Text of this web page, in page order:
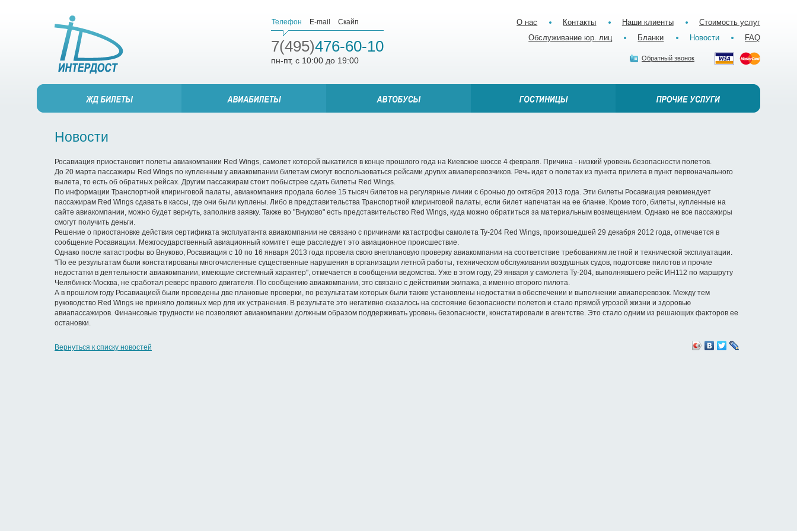
Телефон E-mail Скайп
7(495)476-60-10
пн-пт, с 10:00 до 19:00
О нас Контакты Наши клиенты
Стоимость услуг
Обслуживание юр. лиц
Бланки Новости FAQ
Обратный звонок
Новости
Росавиация приостановит полеты авиакомпании Red Wings, самолет которой выкатился в конце прошлого года на Киевское шоссе 4 февраля. Причина - низкий уровень безопасности полетов.
До 20 марта пассажиры Red Wings по купленным у авиакомпании билетам смогут воспользоваться рейсами других авиаперевозчиков. Речь идет о полетах из пункта прилета в пункт первоначального
вылета, то есть об обратных рейсах. Другим пассажирам стоит побыстрее сдать билеты Red Wings.
По информации Транспортной клиринговой палаты, авиакомпания продала более 15 тысяч билетов на регулярные линии с бронью до октября 2013 года. Эти билеты Росавиация рекомендует
пассажирам Red Wings сдавать в кассы, где они были куплены. Либо в представительства Транспортной клиринговой палаты, если билет напечатан на ее бланке. Кроме того, билеты, купленные на
сайте авиакомпании, можно будет вернуть, заполнив заявку. Также во "Внуково" есть представительство Red Wings, куда можно обратиться за материальным возмещением. Однако не все пассажиры
смогут получить деньги.
Решение о приостановке действия сертификата эксплуатанта авиакомпании не связано с причинами катастрофы самолета Ту-204 Red Wings, произошедшей 29 декабря 2012 года, отмечается в
сообщение Росавиации. Межгосударственный авиационный комитет еще расследует это авиационное происшествие.
Однако после катастрофы во Внуково, Росавиация с 10 по 16 января 2013 года провела свою внеплановую проверку авиакомпании на соответствие требованиям летной и технической эксплуатации.
"По ее результатам были констатированы многочисленные существенные нарушения в организации летной работы, техническом обслуживании воздушных судов, подготовке пилотов и прочие
недостатки в деятельности авиакомпании, имеющие системный характер", отмечается в сообщении ведомства. Уже в этом году, 29 января у самолета Ту-204, выполнявшего рейс ИН112 по маршруту
Челябинск-Москва, не сработал реверс правого двигателя. По сообщению авиакомпании, это связано с действиями экипажа, а именно второго пилота.
А в прошлом году Росавиацией были проведены две плановые проверки, по результатам которых были также установлены недостатки в обеспечении и выполнении авиаперевозок. Между тем
руководство Red Wings не приняло должных мер для их устранения. В результате это негативно сказалось на состояние безопасности полетов и стало прямой угрозой жизни и здоровью
авиапассажиров. Финансовые трудности не позволяют авиакомпании должным образом поддерживать уровень безопасности, констатировали в агентстве. Это стало одним из решающих факторов ее
остановки.
Вернуться к списку новостей